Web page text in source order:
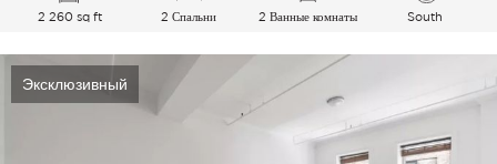
2 260 sq ft 2 Спальни 2 Ванные комнаты South
Эксклюзивный